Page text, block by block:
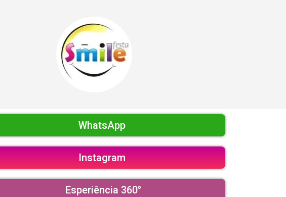
WhatsApp
Instagram
Esperiência 360°